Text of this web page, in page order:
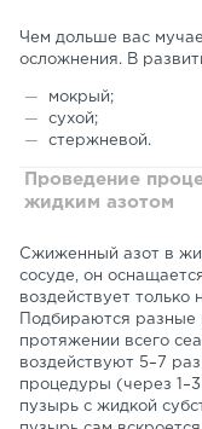
Чем дольше вас
осложнения. В
мокрый;
сухой;
стержневой.
Проведение
жидким азотом
Сжиженный азот в
сосуде, он
воздействует только
Подбираются разные
протяжении всего
воздействуют 5–7
процедуры (через
пузырь с жидкой